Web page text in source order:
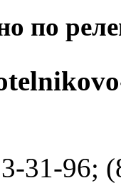
по
31-96;